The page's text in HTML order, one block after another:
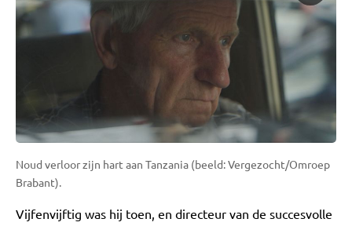
Noud verloor zijn hart aan Tanzania (beeld: Vergezocht/Omroep
Brabant).
Vijfenvijftig was hij toen, en directeur van de succesvolle